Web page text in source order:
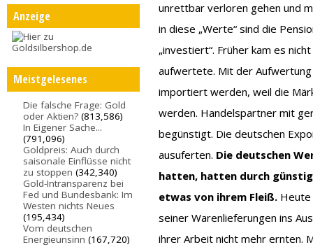
Anzeige
Meistgelesenes
Die falsche Frage: Gold
oder Aktien? (813,586)
In Eigener Sache...
(791,096)
Goldpreis: Auch durch
saisonale Einflüsse nicht
zu stoppen (342,340)
Gold-Intransparenz bei
Fed und Bundesbank: Im
Westen nichts Neues
(195,434)
Vom deutschen
Energieunsinn (167,720)
unrettbar verloren gehen und
in diese „Werte“ sind die
„investiert“. Früher kam es
aufwertete. Mit der
importiert werden, weil die
werden. Handelspartner mit
begünstigt. Die deutschen
ausuferten. Die deutschen
hatten, hatten durch
etwas von ihrem Fleiß. Heute
seiner Warenlieferungen ins
ihrer Arbeit nicht mehr ernten.